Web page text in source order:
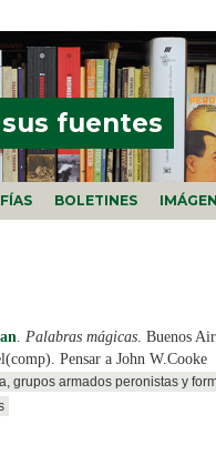
fuentes
BOLETINES
. Palabras mágicas. Buenos
Pensar a John W.Cooke
grupos armados peronistas y